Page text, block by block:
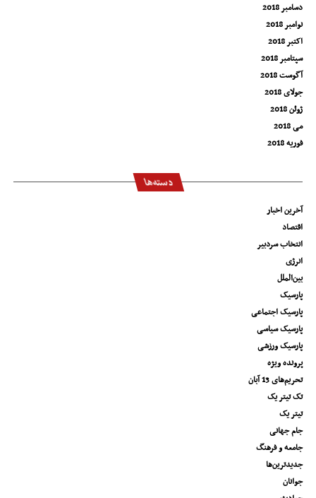
دسامبر 2018
نوامبر 2018
اکتبر 2018
سپتامبر 2018
آگوست 2018
جولای 2018
ژوئن 2018
می 2018
فوریه 2018
دسته‌ها
آخرین اخبار
اقتصاد
انتخاب سردبیر
انرژی
بین‌الملل
پارسیک
پارسیک اجتماعی
پارسیک سیاسی
پارسیک ورزشی
پرونده ویژه
تحریم‌های 13 آبان
تک تیتر یک
تیتر یک
جام جهانی
جامعه و فرهنگ
جدیدترین‌ها
جوانان